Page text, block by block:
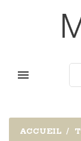
ACCUEIL